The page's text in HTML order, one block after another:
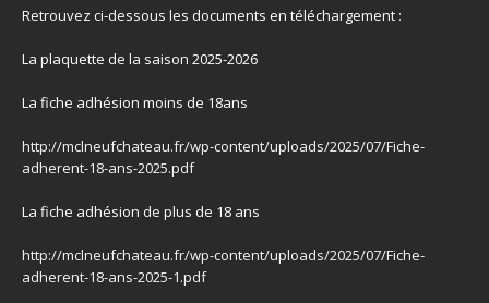
Retrouvez ci-dessous les documents en téléchargement :
La plaquette de la saison 2025-2026
La fiche adhésion moins de 18ans
http://mclneufchateau.fr/wp-content/uploads/2025/07/Fiche-
adherent-18-ans-2025.pdf
La fiche adhésion de plus de 18 ans
http://mclneufchateau.fr/wp-content/uploads/2025/07/Fiche-
adherent-18-ans-2025-1.pdf